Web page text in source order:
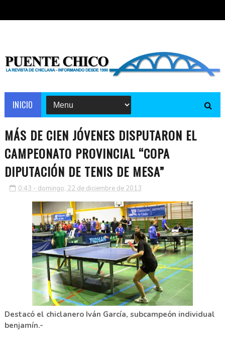
INICIO
MÁS DE CIEN JÓVENES DISPUTARON EL
CAMPEONATO PROVINCIAL “COPA
DIPUTACIÓN DE TENIS DE MESA”
0:43 - domingo, 22 de diciembre de 2013
Destacó el chiclanero Iván García, subcampeón individual
benjamín.-